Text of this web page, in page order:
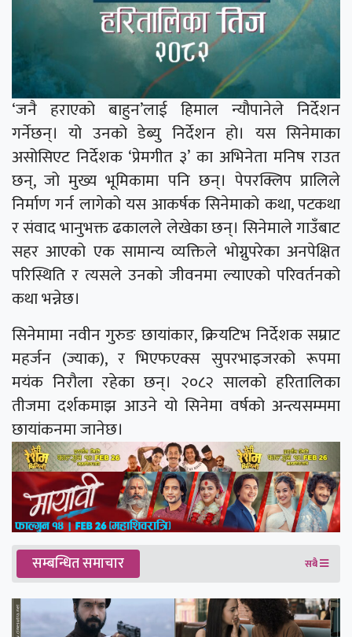
‘जनै हराएको बाहुन’लाई हिमाल न्यौपानेले निर्देशन
गर्नेछन्। यो उनको डेब्यु निर्देशन हो। यस सिनेमाका
असोसिएट निर्देशक ‘प्रेमगीत ३’ का अभिनेता मनिष राउत
छन्, जो मुख्य भूमिकामा पनि छन्। पेपरक्लिप प्रालिले
निर्माण गर्न लागेको यस आकर्षक सिनेमाको कथा, पटकथा
र संवाद भानुभक्त ढकालले लेखेका छन्। सिनेमाले गाउँबाट
सहर आएको एक सामान्य व्यक्तिले भोग्नुपरेका अनपेक्षित
परिस्थिति र त्यसले उनको जीवनमा ल्याएको परिवर्तनको
कथा भन्नेछ।
सिनेमामा नवीन गुरुङ छायांकार, क्रियटिभ निर्देशक सम्राट
महर्जन (ज्याक), र भिएफएक्स सुपरभाइजरको रूपमा
मयंक निरौला रहेका छन्। २०८२ सालको हरितालिका
तीजमा दर्शकमाझ आउने यो सिनेमा वर्षको अन्त्यसम्ममा
छायांकनमा जानेछ।
सम्बन्धित समाचार सबै